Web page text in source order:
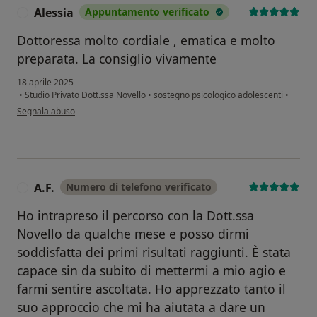
Alessia Appuntamento verificato
Dottoressa molto cordiale , ematica e molto
preparata. La consiglio vivamente
18 aprile 2025
• Studio Privato Dott.ssa Novello • sostegno psicologico adolescenti •
secondo l'opinione dell'utente Alessia
Segnala abuso
A.F. Numero di telefono verificato
Ho intrapreso il percorso con la Dott.ssa
Novello da qualche mese e posso dirmi
soddisfatta dei primi risultati raggiunti. È stata
capace sin da subito di mettermi a mio agio e
farmi sentire ascoltata. Ho apprezzato tanto il
suo approccio che mi ha aiutata a dare un